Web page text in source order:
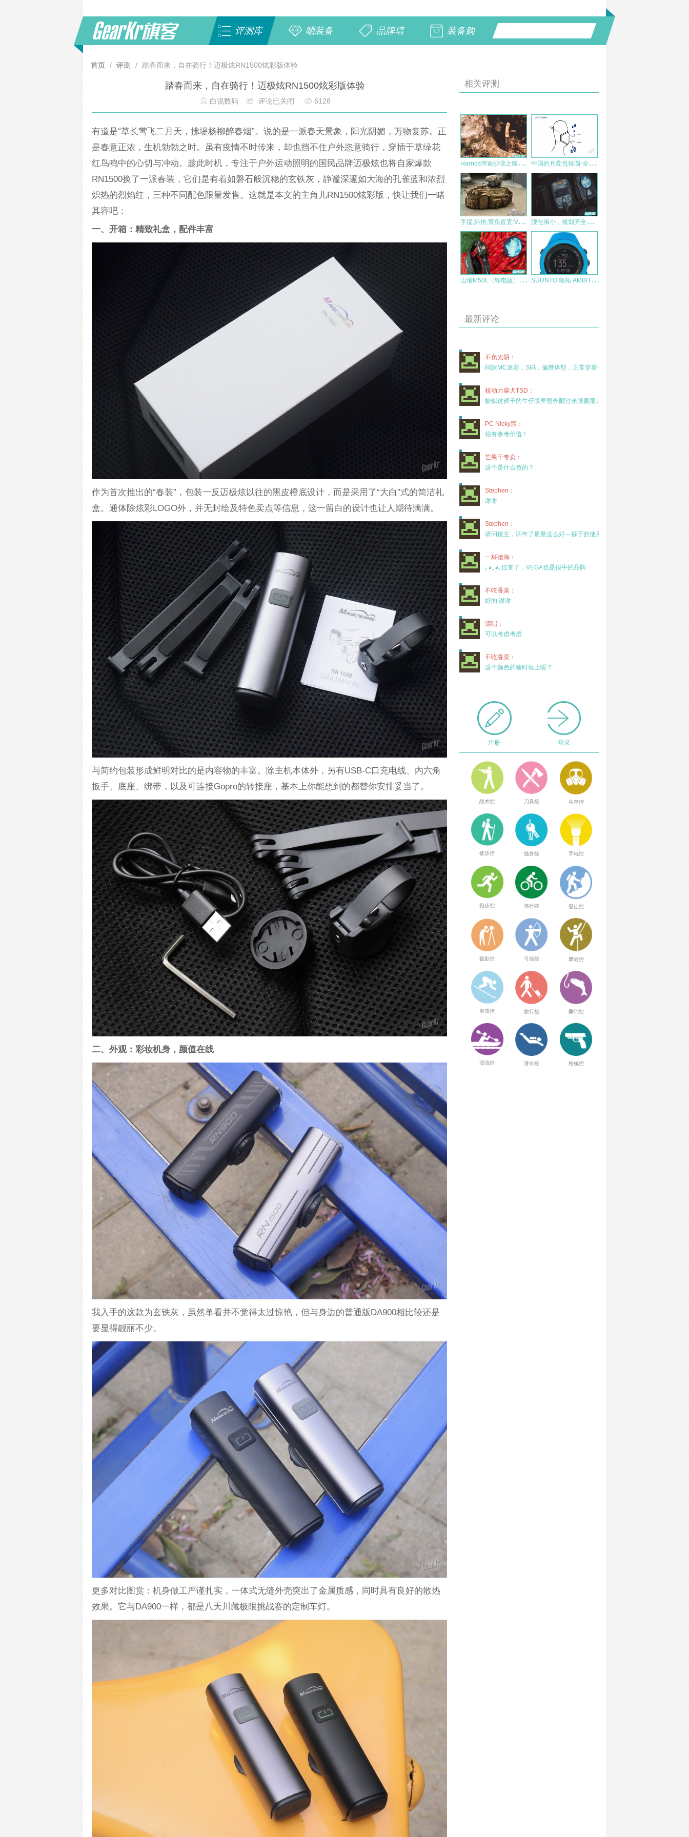
评测库 晒装备 品牌墙 装备购
首页 / 评测 / 踏春而来，自在骑行！迈极炫RN1500炫彩版体验
踏春而来，自在骑行！迈极炫RN1500炫彩版体验
白说数码 评论已关闭 6128
有道是“草长莺飞二月天，拂堤杨柳醉春烟”。说的是一派春天景象，阳光阴媚，万物复苏。正
是春意正浓，生机勃勃之时。虽有疫情不时传来，却也挡不住户外恣意骑行，穿插于草绿花
红鸟鸣中的心切与冲动。趁此时机，专注于户外运动照明的国民品牌迈极炫也将自家爆款
RN1500换了一派春装，它们是有着如磐石般沉稳的玄铁灰，静谧深邃如大海的孔雀蓝和浓烈
炽热的烈焰红，三种不同配色限量发售。这就是本文的主角儿RN1500炫彩版，快让我们一睹
其容吧：
一、开箱：精致礼盒，配件丰富
作为首次推出的“春装”，包装一反迈极炫以往的黑皮橙底设计，而是采用了“大白”式的简洁礼
盒。通体除炫彩LOGO外，并无封绘及特色卖点等信息，这一留白的设计也让人期待满满。
与简约包装形成鲜明对比的是内容物的丰富。除主机本体外，另有USB-C口充电线、内六角
扳手、底座、绑带，以及可连接Gopro的转接座，基本上你能想到的都替你安排妥当了。
二、外观：彩妆机身，颜值在线
我入手的这款为玄铁灰，虽然单看并不觉得太过惊艳，但与身边的普通版DA900相比较还是
要显得靓丽不少。
更多对比图赏：机身做工严谨扎实，一体式无缝外壳突出了金属质感，同时具有良好的散热
效果。它与DA900一样，都是八天川藏极限挑战赛的定制车灯。
相关评测
H
arnds悍迪沙漠之狐户外生存直刀简评 中
国的月亮也很圆-全球首款强抗病毒兼永久抗菌的单导生物隔离口罩​
手
提,斜挎,背负皆宜:Voodoo Mojo携行包 腰
包虽小，规划齐全——Magforce 0336黑标版军迷战术MM1腰包附包评测
山
瑞M50L（锂电版）户外运动头灯测评报告 S
UUNTO 颂拓 AMBIT3 SPORT BLUE HR 拓野3S 运动腕表
最新评论
不负光阴：
同款MC迷彩，S码，偏胖体型，正常穿着一年半，没
核动力柴犬TSD：
貌似这裤子的牛仔版里朝外翻过来膝盖那儿有放护膝的
PC Nicky宸：
很有参考价值！
芒果干专卖：
这个是什么色的？
Stephen：
谢谢
Stephen：
请问楼主，四年了质量这么好～裤子的使用率高吗？
一杯滄海：
｡◕‿◕｡过誉了，VEGA也是很牛的品牌
不吃香菜：
好的 谢谢
清唱：
可以考虑考虑
不吃香菜：
这个颜色的啥时候上呢？
注册 登录
战术控 刀具控 生存控
徒步控 随身控 手电控
跑步控 骑行控 登山控
摄影控 弓箭控 攀岩控
滑雪控 旅行控 垂钓控
漂流控 潜水控 枪械控